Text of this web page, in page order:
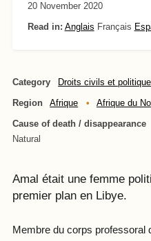
20 November 2020
Read in: Anglais Français
Category Droits civils et
Region Afrique Afrique du
Cause of death / disappearance
Natural
Amal était une femme
premier plan en Libye.
Membre du corps professoral